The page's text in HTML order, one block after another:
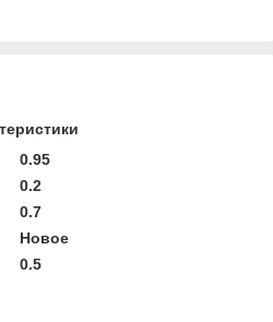
0.95
0.2
0.7
Новое
0.5